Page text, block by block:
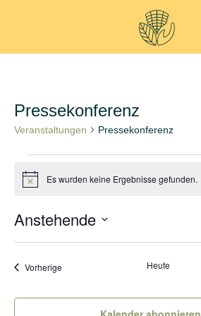
Inhalt
Pressekonferenz
Veranstaltungen Pressekonferenz
HinweisEs wurden keine Ergebnisse gefunden.
Anstehende
VorherigeVeranstaltungen Heute